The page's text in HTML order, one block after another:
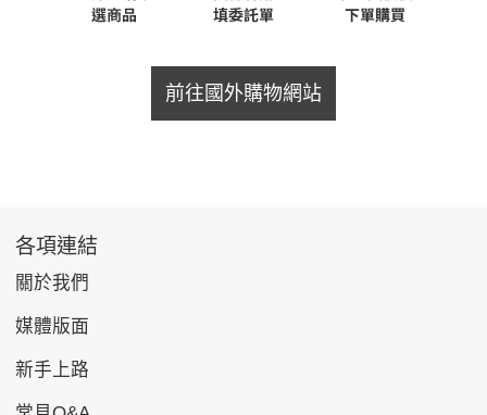
前往國外購物網站
各項連結
關於我們
媒體版面
新手上路